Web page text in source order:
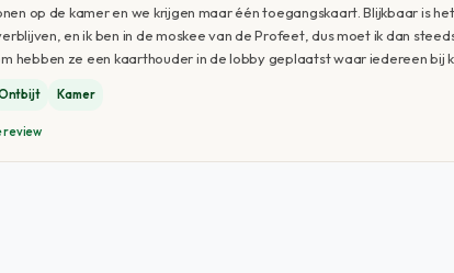
op de kamer en we krijgen maar één toegangskaart. Blijkbaar is
en ik ben in de moskee van de Profeet, dus moet ik dan
hebben ze een kaarthouder in de lobby geplaatst waar iedereen bij
Kamer
review